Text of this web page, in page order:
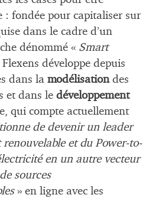
: fondée pour capitaliser sur
dans le cadre d’un
dénommé « Smart
Flexens développe depuis
dans la modélisationdes
et dans le développement
qui compte actuellement
de devenir un leader
renouvelable et du Power-to-
en un autre vecteur
sources
» en ligne avec les